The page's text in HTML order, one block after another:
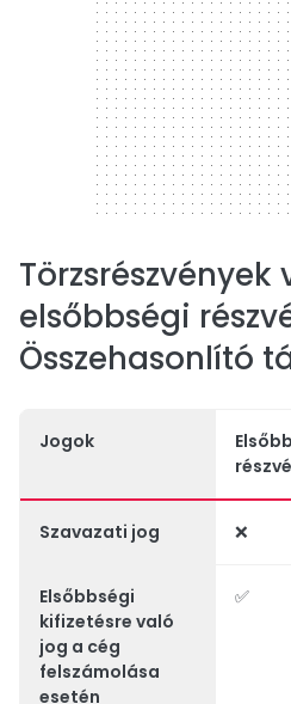
Törzsrészvények
elsőbbségi
Összehasonlító
Jogok
Szavazati jog ❌
Elsőbbségi
kifizetésre való
jog a cég
felszámolása
esetén
✅